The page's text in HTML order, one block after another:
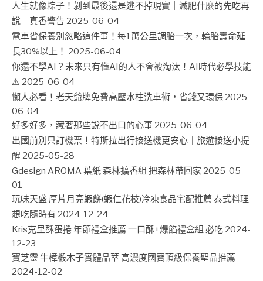
人生就像粽子！剝到最後還是逃不掉現實｜減肥什麼的先吃再
說｜真香警告 2025-06-04
電車省保養別忽略這件事！每1萬公里調胎一次，輪胎壽命延
長30%以上！ 2025-06-04
你還不學AI？未來只有懂AI的人不會被淘汰！AI時代必學技能
⚠️ 2025-06-04
懶人必看！老天爺牌免費高壓水柱洗車術，省錢又環保 2025-
06-04
好多好多，藏著那些說不出口的心事 2025-06-04
出國前別只訂機票！特斯拉出行接送機更安心｜旅遊接送小提
醒 2025-05-28
Gdesign AROMA 葉紙 森林擴香組 把森林帶回家 2025-05-
01
玩味天盛 厚片月亮蝦餅(蝦仁花枝)冷凍食品宅配推薦 泰式料理
想吃隨時有 2024-12-24
Kris克里酥蛋捲 年節禮盒推薦 一口酥+爆餡禮盒組 必吃 2024-
12-23
寶芝靈 牛樟椴木子實體晶萃 高濃度國寶頂級保養聖品推薦
2024-12-02